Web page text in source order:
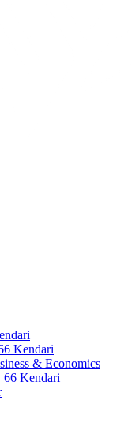
Kendari
& Economics
Kendari